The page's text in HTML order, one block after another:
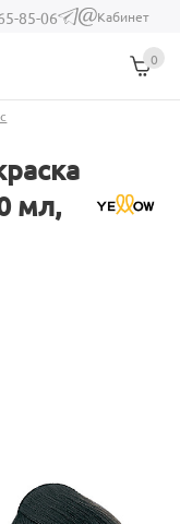
85-06
(link sends e-
Кабинет
0
мл,